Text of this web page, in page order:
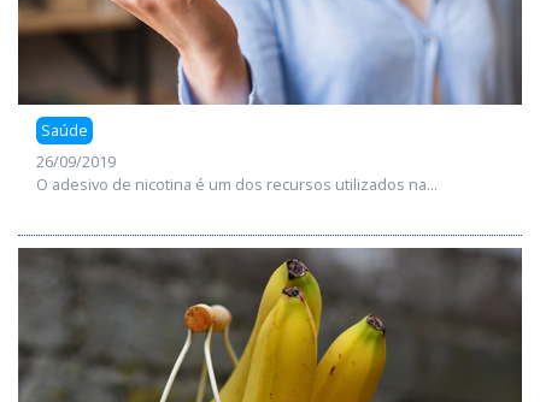
Saúde
26/09/2019
O adesivo de nicotina é um dos recursos utilizados na...